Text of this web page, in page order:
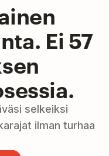
Ei 57
selkeiksi
ilman turhaa